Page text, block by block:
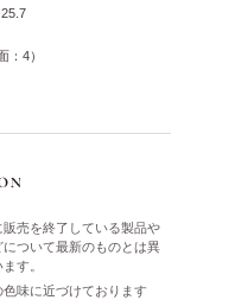
：4）
売を終了している製品や
ついて最新のものとは異
す。
味に近づけております